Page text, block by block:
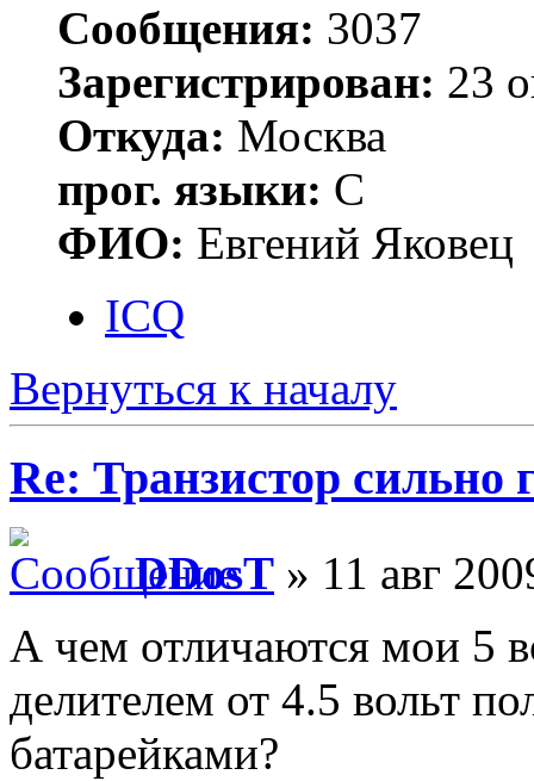
Сообщения: 3037
Зарегистрирован: 23
Откуда: Москва
прог. языки: С
ФИО: Евгений Яковец
ICQ
Вернуться к началу
Re: Транзистор сильно
DDosT » 11 авг
А чем отличаются мои 5
делителем от 4.5 вольт
батарейками?